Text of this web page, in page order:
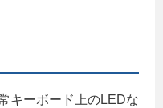
キーボード上のLEDな